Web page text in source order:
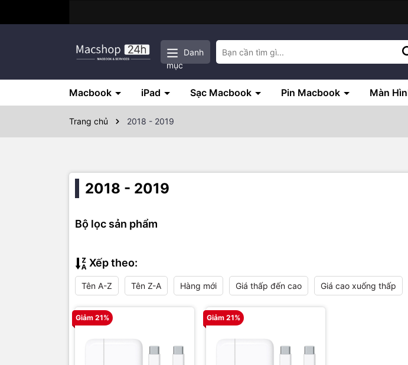
Danh
mục
Macbook iPad Sạc Macbook Pin Macbook Màn
Trang chủ 2018 - 2019
2018 - 2019
Bộ lọc sản phẩm
Xếp theo:
Tên A-Z Tên Z-A Hàng mới Giá thấp đến cao Giá cao xuống thấp
Giảm 21% Giảm 21%